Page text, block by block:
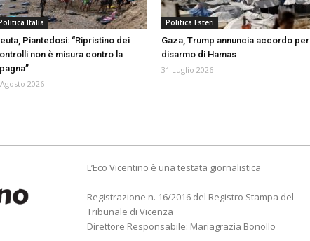
Italia
Piantedosi: “Ripristino dei
non è misura contro la
2026
Politica Esteri
Gaza, Trump annuncia accordo per
disarmo di Hamas
31 Luglio 2026
L’Eco Vicentino è una testata giornalistica
Registrazione n. 16/2016 del Registro Stampa del
Tribunale di Vicenza
Direttore Responsabile: Mariagrazia Bonollo